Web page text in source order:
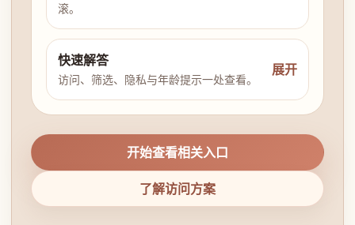
滚。
快速解答
访问、筛选、隐私与年龄提示一处查看。
展开
开始查看相关入口
了解访问方案